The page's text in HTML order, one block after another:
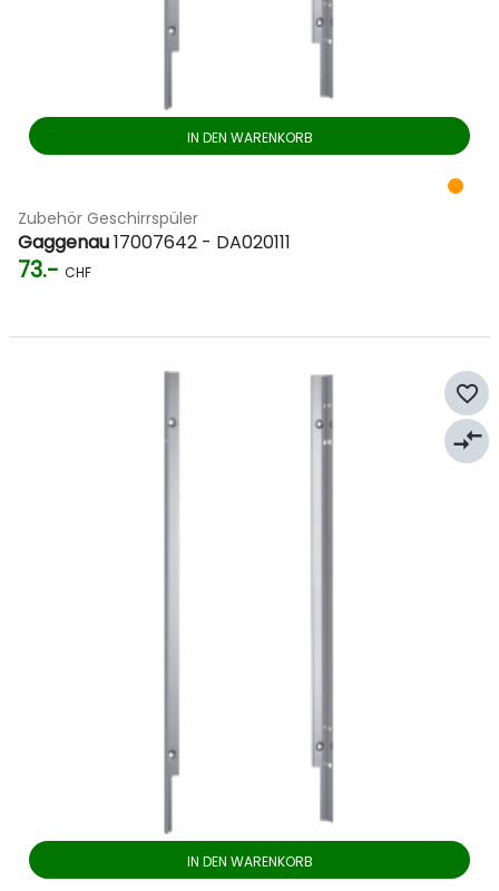
IN DEN WARENKORB
Zubehör Geschirrspüler
Gaggenau17007642 - DA020111
73.- CHF
IN DEN WARENKORB
favorite_border
compare_arrows